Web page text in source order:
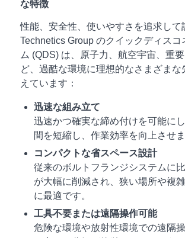
な特徴
性能、安全性、使いやすさを追求して
Technetics Group のクイックディスコ
ム (QDS) は、原子力、航空宇宙、重
ど、過酷な環境に理想的なさまざまな
えています：
迅速な組み立て
迅速かつ確実な締め付けを可能に
間を短縮し、作業効率を向上させま
コンパクトな省スペース設計
従来のボルトフランジシステムに
が大幅に削減され、狭い場所や複
に最適です。
工具不要または遠隔操作可能
危険な環境や放射性環境での遠隔